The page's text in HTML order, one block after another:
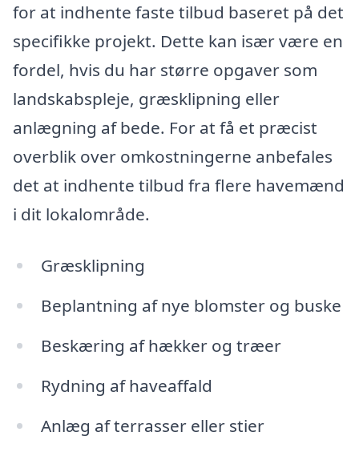
for at indhente faste tilbud baseret på det
specifikke projekt. Dette kan især være en
fordel, hvis du har større opgaver som
landskabspleje, græsklipning eller
anlægning af bede. For at få et præcist
overblik over omkostningerne anbefales
det at indhente tilbud fra flere havemænd
i dit lokalområde.
Græsklipning
Beplantning af nye blomster og buske
Beskæring af hækker og træer
Rydning af haveaffald
Anlæg af terrasser eller stier